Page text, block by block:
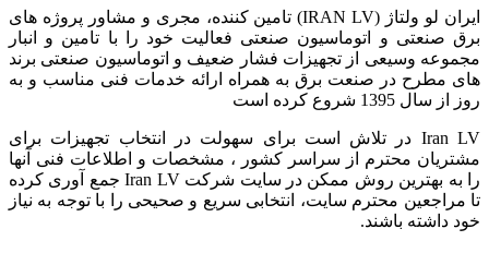
ایران لو ولتاژ (IRAN LV) تامین کننده، مجری و مشاور پروژه های
برق صنعتی و اتوماسیون صنعتی فعالیت خود را با تامین و انبار
مجموعه وسیعی از تجهیزات فشار ضعیف و اتوماسیون صنعتی برند
های مطرح در صنعت برق به همراه ارائه خدمات فنی مناسب و به
روز از سال 1395 شروع کرده است
Iran LV در تلاش است برای سهولت در انتخاب تجهیزات برای
مشتریان محترم از سراسر کشور ، مشخصات و اطلاعات فنی آنها
را به بهترین روش ممکن در سایت شرکت Iran LV جمع آوری کرده
تا مراجعین محترم سایت، انتخابی سریع و صحیحی را با توجه به نیاز
خود داشته باشند.